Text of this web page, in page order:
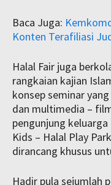
Baca Juga:
Konten Terafiliasi
Halal Fair juga
rangkaian kajian
konsep seminar
dan multimedia –
pengunjung
Kids – Halal Play
dirancang khusus
Hadir pula sejumlah